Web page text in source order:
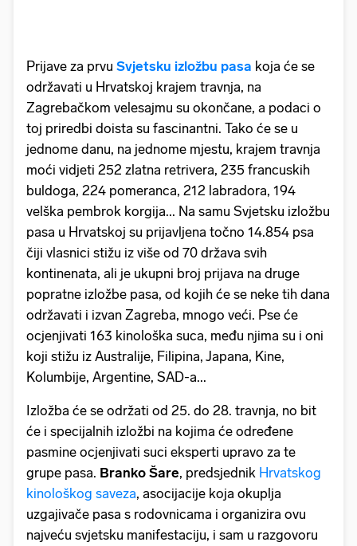
Prijave za prvu Svjetsku izložbu pasa koja će se
održavati u Hrvatskoj krajem travnja, na
Zagrebačkom velesajmu su okončane, a podaci o
toj priredbi doista su fascinantni. Tako će se u
jednome danu, na jednome mjestu, krajem travnja
moći vidjeti 252 zlatna retrivera, 235 francuskih
buldoga, 224 pomeranca, 212 labradora, 194
velška pembrok korgija... Na samu Svjetsku izložbu
pasa u Hrvatskoj su prijavljena točno 14.854 psa
čiji vlasnici stižu iz više od 70 država svih
kontinenata, ali je ukupni broj prijava na druge
popratne izložbe pasa, od kojih će se neke tih dana
održavati i izvan Zagreba, mnogo veći. Pse će
ocjenjivati 163 kinološka suca, među njima su i oni
koji stižu iz Australije, Filipina, Japana, Kine,
Kolumbije, Argentine, SAD-a...
Izložba će se održati od 25. do 28. travnja, no bit
će i specijalnih izložbi na kojima će određene
pasmine ocjenjivati suci eksperti upravo za te
grupe pasa. Branko Šare, predsjednik Hrvatskog
kinološkog saveza, asocijacije koja okuplja
uzgajivače pasa s rodovnicama i organizira ovu
najveću svjetsku manifestaciju, i sam u razgovoru